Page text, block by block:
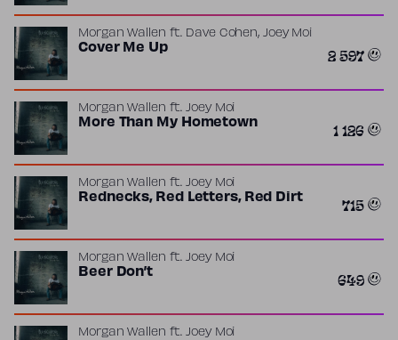
Morgan Wallen ft. Dave Cohen, Joey Moi
Cover Me Up 2 597
Morgan Wallen ft.Joey Moi
More Than My Hometown 1 126
Morgan Wallen ft.Joey Moi
Rednecks, Red Letters, Red Dirt 715
Morgan Wallen ft.Joey Moi
Beer Don’t 649
Morgan Wallen ft.Joey Moi